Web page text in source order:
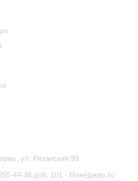
, ул. Рязанская 99
44-38 доб. 101 - Менеджер по